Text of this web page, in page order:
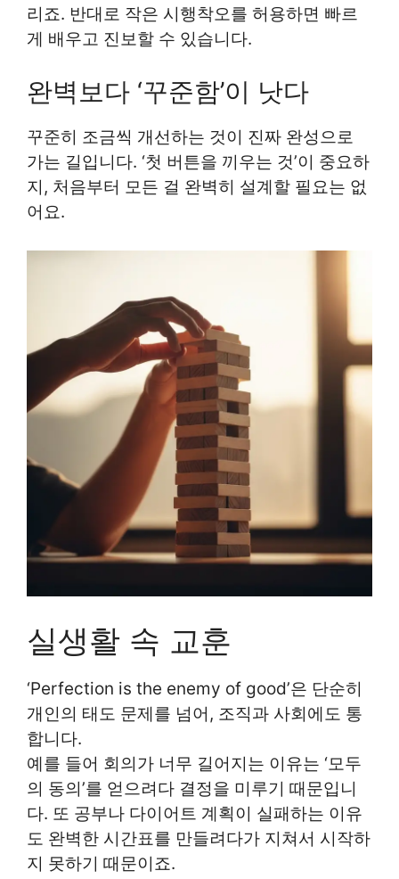
리죠. 반대로 작은 시행착오를 허용하면 빠르
게 배우고 진보할 수 있습니다.
완벽보다 ‘꾸준함’이 낫다
꾸준히 조금씩 개선하는 것이 진짜 완성으로
가는 길입니다. ‘첫 버튼을 끼우는 것’이 중요하
지, 처음부터 모든 걸 완벽히 설계할 필요는 없
어요.
실생활 속 교훈
‘Perfection is the enemy of good’은 단순히
개인의 태도 문제를 넘어, 조직과 사회에도 통
합니다.
예를 들어 회의가 너무 길어지는 이유는 ‘모두
의 동의’를 얻으려다 결정을 미루기 때문입니
다. 또 공부나 다이어트 계획이 실패하는 이유
도 완벽한 시간표를 만들려다가 지쳐서 시작하
지 못하기 때문이죠.